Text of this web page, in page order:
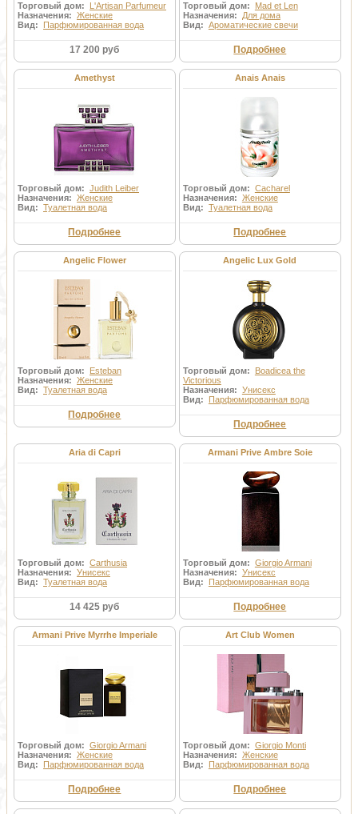
Торговый дом: L'Artisan Parfumeur
Назначения: Женские
Вид: Парфюмированная вода
17 200 руб
Торговый дом: Mad et Len
Назначения: Для дома
Вид: Ароматические свечи
Подробнее
Amethyst
Торговый дом: Judith Leiber
Назначения: Женские
Вид: Туалетная вода
Подробнее
Anais Anais
Торговый дом: Cacharel
Назначения: Женские
Вид: Туалетная вода
Подробнее
Angelic Flower
Торговый дом: Esteban
Назначения: Женские
Вид: Туалетная вода
Подробнее
Angelic Lux Gold
Торговый дом: Boadicea the
Victorious
Назначения: Унисекс
Вид: Парфюмированная вода
Подробнее
Aria di Capri
Торговый дом: Carthusia
Назначения: Унисекс
Вид: Туалетная вода
14 425 руб
Armani Prive Ambre Soie
Торговый дом: Giorgio Armani
Назначения: Унисекс
Вид: Парфюмированная вода
Подробнее
Armani Prive Myrrhe Imperiale
Торговый дом: Giorgio Armani
Назначения: Женские
Вид: Парфюмированная вода
Подробнее
Art Club Women
Торговый дом: Giorgio Monti
Назначения: Женские
Вид: Парфюмированная вода
Подробнее